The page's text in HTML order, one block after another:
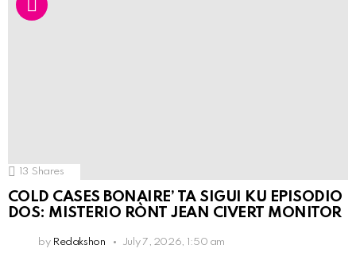
13 Shares
COLD CASES BONAIRE’ TA SIGUI KU EPISODIO
DOS: MISTERIO RÒNT JEAN CIVERT MONITOR
by Redakshon July 7, 2026, 1:50 am